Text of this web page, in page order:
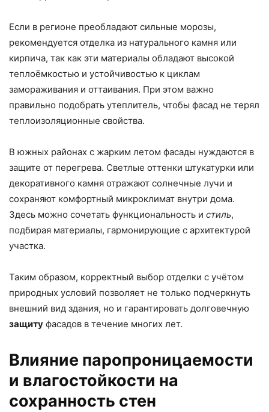
Если в регионе преобладают сильные морозы,
рекомендуется отделка из натурального камня или
кирпича, так как эти материалы обладают высокой
теплоёмкостью и устойчивостью к циклам
замораживания и оттаивания. При этом важно
правильно подобрать утеплитель, чтобы фасад не терял
теплоизоляционные свойства.
В южных районах с жарким летом фасады нуждаются в
защите от перегрева. Светлые оттенки штукатурки или
декоративного камня отражают солнечные лучи и
сохраняют комфортный микроклимат внутри дома.
Здесь можно сочетать функциональность и стиль,
подбирая материалы, гармонирующие с архитектурой
участка.
Таким образом, корректный выбор отделки с учётом
природных условий позволяет не только подчеркнуть
внешний вид здания, но и гарантировать долговечную
защиту фасадов в течение многих лет.
Влияние паропроницаемости
и влагостойкости на
сохранность стен